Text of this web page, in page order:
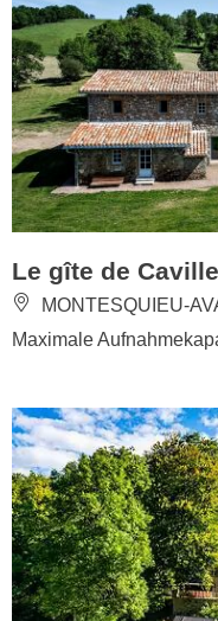
Le gîte de Caville
MONTESQUIEU-
Maximale